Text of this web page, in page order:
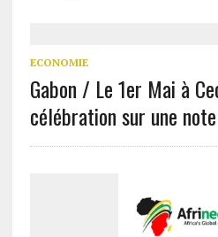
ECONOMIE
Gabon / Le 1er Mai à
célébration sur une note